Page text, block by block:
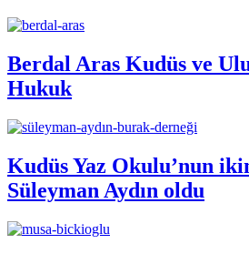
Berdal Aras Kudüs ve
Hukuk
Kudüs Yaz Okulu’nun
Süleyman Aydın oldu